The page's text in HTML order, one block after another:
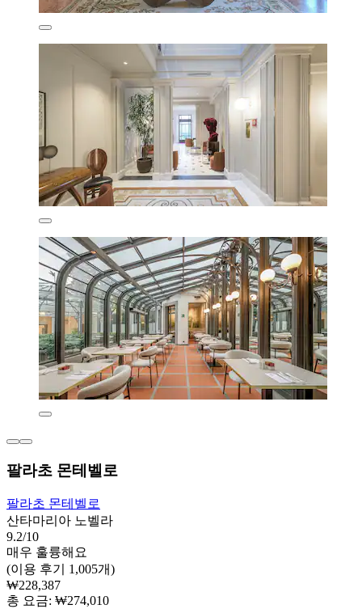
팔라초 몬테벨로
팔라초 몬테벨로
산타마리아 노벨라
9.2/10
매우 훌륭해요
(이용 후기 1,005개)
₩228,387
총 요금: ₩274,010